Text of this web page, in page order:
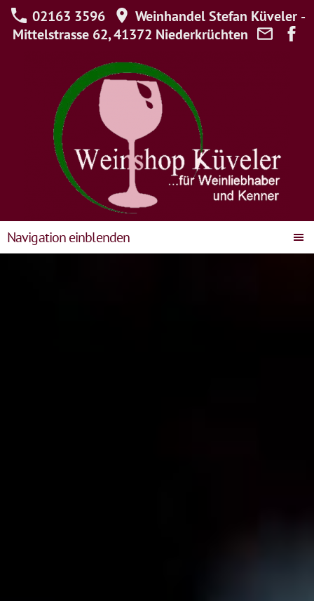
02163 3596
Weinhandel Stefan Küveler -
Mittelstrasse 62, 41372 Niederkrüchten
Navigation einblenden